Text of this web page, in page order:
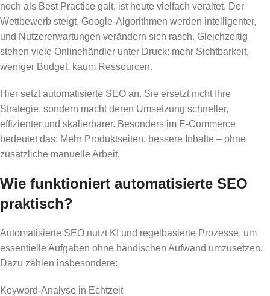
noch als Best Practice galt, ist heute vielfach veraltet. Der
Wettbewerb steigt, Google-Algorithmen werden intelligenter,
und Nutzererwartungen verändern sich rasch. Gleichzeitig
stehen viele Onlinehändler unter Druck: mehr Sichtbarkeit,
weniger Budget, kaum Ressourcen.
Hier setzt automatisierte SEO an. Sie ersetzt nicht Ihre
Strategie, sondern macht deren Umsetzung schneller,
effizienter und skalierbarer. Besonders im E-Commerce
bedeutet das: Mehr Produktseiten, bessere Inhalte – ohne
zusätzliche manuelle Arbeit.
Wie funktioniert automatisierte SEO
praktisch?
Automatisierte SEO nutzt KI und regelbasierte Prozesse, um
essentielle Aufgaben ohne händischen Aufwand umzusetzen.
Dazu zählen insbesondere:
Keyword-Analyse in Echtzeit